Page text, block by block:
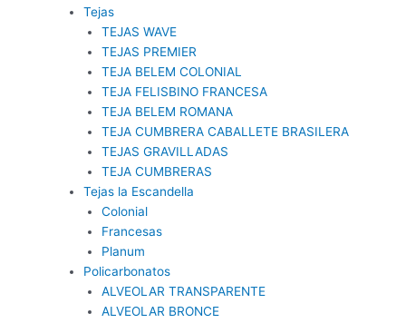
Tejas
TEJAS WAVE
TEJAS PREMIER
TEJA BELEM COLONIAL
TEJA FELISBINO FRANCESA
TEJA BELEM ROMANA
TEJA CUMBRERA CABALLETE BRASILERA
TEJAS GRAVILLADAS
TEJA CUMBRERAS
Tejas la Escandella
Colonial
Francesas
Planum
Policarbonatos
ALVEOLAR TRANSPARENTE
ALVEOLAR BRONCE